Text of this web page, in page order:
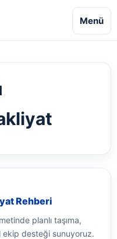
Menü
Rehberi
planlı taşıma,
desteği sunuyoruz.